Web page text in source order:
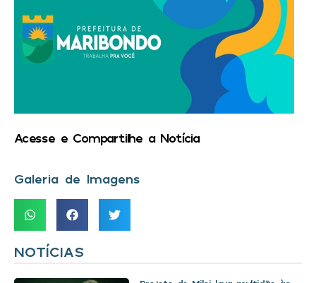
Acesse e Compartilhe a Notícia
Galeria de Imagens
NOTÍCIAS